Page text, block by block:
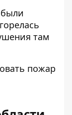
там
пожар